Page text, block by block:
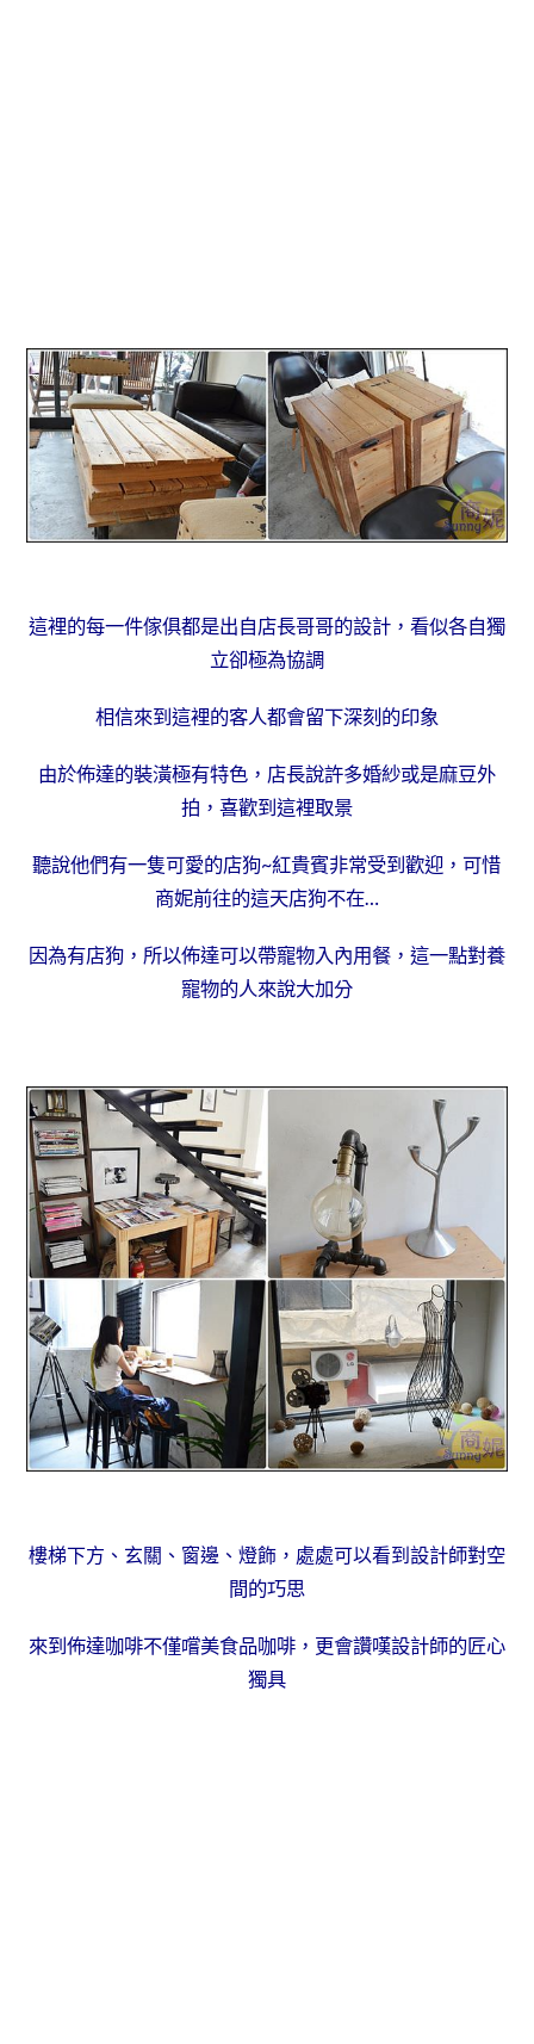
這裡的每一件傢俱都是出自店長哥哥的設計， 看似各自獨
立卻極為協調
相信來到這裡的客人都會留下深刻的印象
由於佈達的裝潢極有特色，店長說許多婚紗或是麻豆外
拍，喜歡到這裡取景
聽說他們有一隻可愛的店狗~紅貴賓非常受到歡迎，可惜
商妮前往的這天店狗不在…
因為有店狗，所以佈達可以帶寵物入內用餐，這一點對養
寵物的人來說大加分
樓梯下方、玄關、窗邊、燈飾，處處可以看到 設計師對空
間的巧思
來到佈達咖啡不僅嚐美食品咖啡，更會讚嘆設計師的匠心
獨具